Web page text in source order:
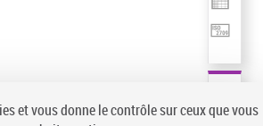
et vous donne le contrôle sur ceux que vous